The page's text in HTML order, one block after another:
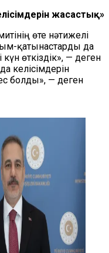
жасастық»
өте нәтижелі
қатынастарды да
өткіздік», — деген
келісімдерін
болды», — деген